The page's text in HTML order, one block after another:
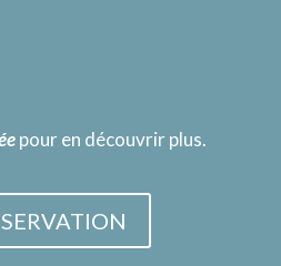
pour en découvrir plus.